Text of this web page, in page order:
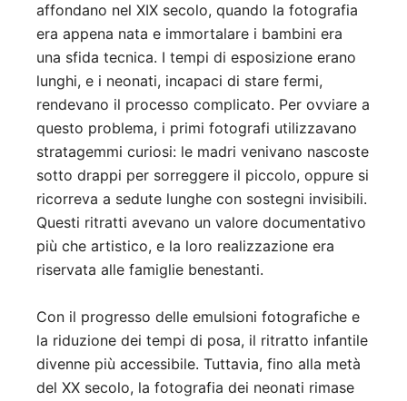
affondano nel XIX secolo, quando la fotografia
era appena nata e immortalare i bambini era
una sfida tecnica. I tempi di esposizione erano
lunghi, e i neonati, incapaci di stare fermi,
rendevano il processo complicato. Per ovviare a
questo problema, i primi fotografi utilizzavano
stratagemmi curiosi: le madri venivano nascoste
sotto drappi per sorreggere il piccolo, oppure si
ricorreva a sedute lunghe con sostegni invisibili.
Questi ritratti avevano un valore documentativo
più che artistico, e la loro realizzazione era
riservata alle famiglie benestanti.
Con il progresso delle emulsioni fotografiche e
la riduzione dei tempi di posa, il ritratto infantile
divenne più accessibile. Tuttavia, fino alla metà
del XX secolo, la fotografia dei neonati rimase